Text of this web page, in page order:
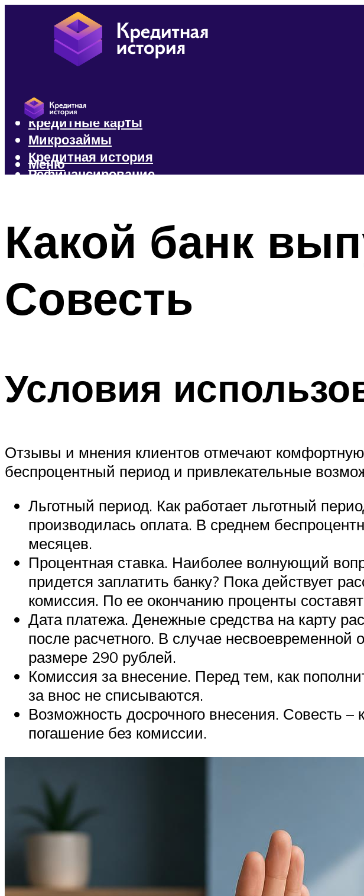
Кредиты
Кредитные карты
Микрозаймы
Кредитная история
Рефинансирование
Меню
Какой банк
Совесть
Условия
Отзывы и мнения клиентов отмечают
беспроцентный период и привлекательные
Льготный период. Как работает льготный
производилась оплата. В среднем
месяцев.
Процентная ставка. Наиболее волнующий
придется заплатить банку? Пока действует
комиссия. По ее окончанию проценты
Дата платежа. Денежные средства на карту
после расчетного. В случае
размере 290 рублей.
Комиссия за внесение. Перед тем, как
за внос не списываются.
Возможность досрочного внесения. Совесть –
погашение без комиссии.